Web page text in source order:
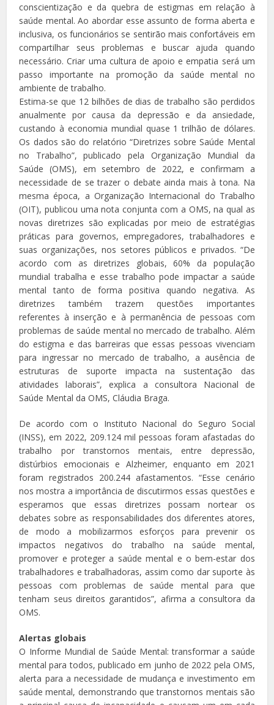
conscientização e da quebra de estigmas em relação à
saúde mental. Ao abordar esse assunto de forma aberta e
inclusiva, os funcionários se sentirão mais confortáveis em
compartilhar seus problemas e buscar ajuda quando
necessário. Criar uma cultura de apoio e empatia será um
passo importante na promoção da saúde mental no
ambiente de trabalho.
Estima-se que 12 bilhões de dias de trabalho são perdidos
anualmente por causa da depressão e da ansiedade,
custando à economia mundial quase 1 trilhão de dólares.
Os dados são do relatório “Diretrizes sobre Saúde Mental
no Trabalho”, publicado pela Organização Mundial da
Saúde (OMS), em setembro de 2022, e confirmam a
necessidade de se trazer o debate ainda mais à tona. Na
mesma época, a Organização Internacional do Trabalho
(OIT), publicou uma nota conjunta com a OMS, na qual as
novas diretrizes são explicadas por meio de estratégias
práticas para governos, empregadores, trabalhadores e
suas organizações, nos setores públicos e privados. “De
acordo com as diretrizes globais, 60% da população
mundial trabalha e esse trabalho pode impactar a saúde
mental tanto de forma positiva quando negativa. As
diretrizes também trazem questões importantes
referentes à inserção e à permanência de pessoas com
problemas de saúde mental no mercado de trabalho. Além
do estigma e das barreiras que essas pessoas vivenciam
para ingressar no mercado de trabalho, a ausência de
estruturas de suporte impacta na sustentação das
atividades laborais”, explica a consultora Nacional de
Saúde Mental da OMS, Cláudia Braga.
De acordo com o Instituto Nacional do Seguro Social
(INSS), em 2022, 209.124 mil pessoas foram afastadas do
trabalho por transtornos mentais, entre depressão,
distúrbios emocionais e Alzheimer, enquanto em 2021
foram registrados 200.244 afastamentos. “Esse cenário
nos mostra a importância de discutirmos essas questões e
esperamos que essas diretrizes possam nortear os
debates sobre as responsabilidades dos diferentes atores,
de modo a mobilizarmos esforços para prevenir os
impactos negativos do trabalho na saúde mental,
promover e proteger a saúde mental e o bem-estar dos
trabalhadores e trabalhadoras, assim como dar suporte às
pessoas com problemas de saúde mental para que
tenham seus direitos garantidos”, afirma a consultora da
OMS.
Alertas globais
O Informe Mundial de Saúde Mental: transformar a saúde
mental para todos, publicado em junho de 2022 pela OMS,
alerta para a necessidade de mudança e investimento em
saúde mental, demonstrando que transtornos mentais são